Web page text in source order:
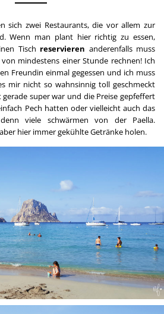
sich zwei Restaurants, die vor allem zur
Wenn man plant hier richtig zu essen,
Tisch reservieren anderenfalls muss
mindestens einer Stunde rechnen! Ich
Freundin einmal gegessen und ich muss
mir nicht so wahnsinnig toll geschmeckt
super war und die Preise gepfeffert
Pech hatten oder vielleicht auch das
viele schwärmen von der Paella.
hier immer gekühlte Getränke holen.